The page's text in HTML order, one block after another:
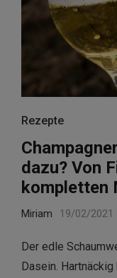
Rezepte
dazu? Von
kompletten
Miriam 19/02/2021
Der edle
Dasein.